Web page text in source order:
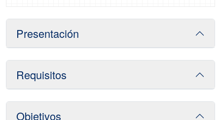
Presentación
Requisitos
Objetivos